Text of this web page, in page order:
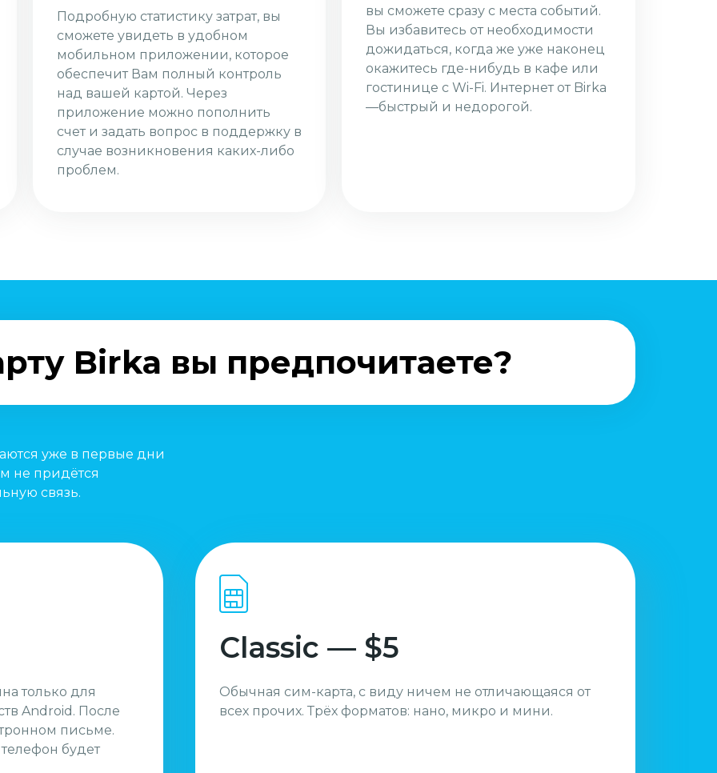
Подробную статистику затрат, вы
сможете увидеть в удобном
мобильном приложении, которое
обеспечит Вам полный контроль
над вашей картой. Через
приложение можно пополнить
счет и задать вопрос в поддержку в
случае возникновения каких-либо
проблем.
вы сможете сразу с места событий.
Вы избавитесь от необходимости
дожидаться, когда же уже наконец
окажитесь где-нибудь в кафе или
гостинице с Wi-Fi. Интернет от Birka
—быстрый и недорогой.
Birka вы предпочитаете?
уже в первые дни
не придётся
связь.
только для
Android. После
письме.
будет
Classic — $5
Обычная сим-карта, с виду ничем не отличающаяся от
всех прочих. Трёх форматов: нано, микро и мини.